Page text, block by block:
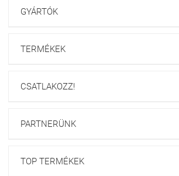
GYÁRTÓK
TERMÉKEK
CSATLAKOZZ!
PARTNERÜNK
TOP TERMÉKEK